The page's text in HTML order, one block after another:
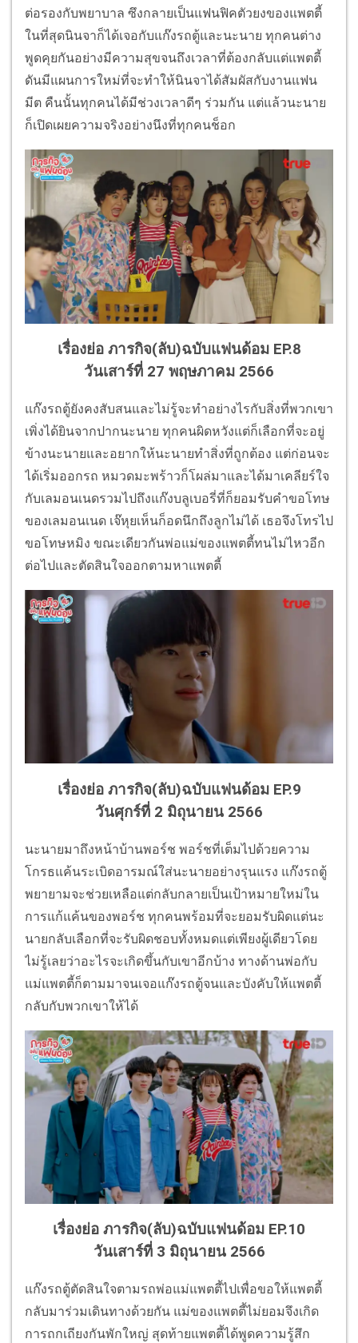
ต่อรองกับพยาบาล ซึงกลายเป็นแฟนฟิคตัวยงของแพตตี้
ในที่สุดนินจาก็ได้เจอกับแก๊งรถตู้และนะนาย ทุกคนต่าง
พูดคุยกันอย่างมีความสุขจนถึงเวลาที่ต้องกลับแต่แพตตี้
ดันมีแผนการใหม่ที่จะทำให้นินจาได้สัมผัสกับงานแฟน
มีต คืนนั้นทุกคนได้มีช่วงเวลาดีๆ ร่วมกัน แต่แล้วนะนาย
ก็เปิดเผยความจริงอย่างนึงที่ทุกคนช็อก
เรื่องย่อ ภารกิจ(ลับ)ฉบับแฟนด้อม EP.8
วันเสาร์ที่ 27 พฤษภาคม 2566
แก๊งรถตู้ยังคงสับสนและไม่รู้จะทำอย่างไรกับสิ่งที่พวกเขา
เพิ่งได้ยินจากปากนะนาย ทุกคนผิดหวังแต่ก็เลือกที่จะอยู่
ข้างนะนายและอยากให้นะนายทำสิ่งที่ถูกต้อง แต่ก่อนจะ
ได้เริ่มออกรถ หมวดมะพร้าวก็โผล่มาและได้มาเคลียร์ใจ
กับเลมอนเนดรวมไปถึงแก๊งบลูเบอรี่ที่ก็ยอมรับคำขอโทษ
ของเลมอนเนด เจ๊หุยเห็นก็อดนึกถึงลูกไม่ได้ เธอจึงโทรไป
ขอโทษหมิง ขณะเดียวกันพ่อแม่ของแพตตี้ทนไม่ไหวอีก
ต่อไปและตัดสินใจออกตามหาแพตตี้
เรื่องย่อ ภารกิจ(ลับ)ฉบับแฟนด้อม EP.9
วันศุกร์ที่ 2 มิถุนายน 2566
นะนายมาถึงหน้าบ้านพอร์ช พอร์ชที่เต็มไปด้วยความ
โกรธแค้นระเบิดอารมณ์ใส่นะนายอย่างรุนแรง แก๊งรถตู้
พยายามจะช่วยเหลือแต่กลับกลายเป็นเป้าหมายใหม่ใน
การแก้แค้นของพอร์ช ทุกคนพร้อมที่จะยอมรับผิดแต่นะ
นายกลับเลือกที่จะรับผิดชอบทั้งหมดแต่เพียงผู้เดียวโดย
ไม่รู้เลยว่าอะไรจะเกิดขึ้นกับเขาอีกบ้าง ทางด้านพ่อกับ
แม่แพตตี้ก็ตามมาจนเจอแก๊งรถตู้จนและบังคับให้แพตตี้
กลับกับพวกเขาให้ได้
เรื่องย่อ ภารกิจ(ลับ)ฉบับแฟนด้อม EP.10
วันเสาร์ที่ 3 มิถุนายน 2566
แก๊งรถตู้ตัดสินใจตามรถพ่อแม่แพตตี้ไปเพื่อขอให้แพตตี้
กลับมาร่วมเดินทางด้วยกัน แม่ของแพตตี้ไม่ยอมจึงเกิด
การถกเถียงกันพักใหญ่ สุดท้ายแพตตี้ได้พูดความรู้สึก